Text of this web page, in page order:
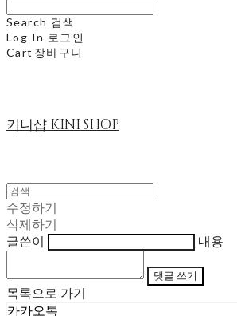
Search 검색
Log In 로그인
Cart 장바구니
키니샵 KINI SHOP
수정하기
삭제하기
글쓴이
내용
댓글 쓰기
목록으로 가기
카카오톡